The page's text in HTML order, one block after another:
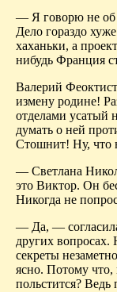
— Я говорю не об
Дело гораздо
хаханьки, а
нибудь Франция
Валерий
измену родине!
отделами усатый
думать о ней
Стошнит! Ну, что
— Светлана
это Виктор. Он
Никогда не
— Да, —
других вопросах.
секреты
ясно. Потому что,
польстится? Ведь